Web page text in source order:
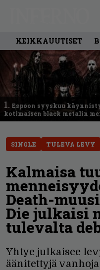
KEIKKAUUTISET
1. Espoon syyskuu
kotimaisen black metalin
SINGLE TULEVA LEVY
Kalmaisa
Death-
Die julkaisi
tulevalta
Yhtye julkaisee
äänitettyjä